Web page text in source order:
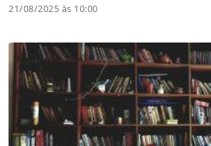
21/08/2025 às 10:00